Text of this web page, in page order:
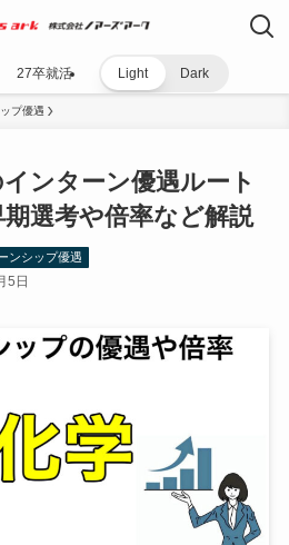
27卒就活 Light Dark
プ優遇
ンターン優遇ルート
期選考や倍率など解説
ンシップ優遇
5日